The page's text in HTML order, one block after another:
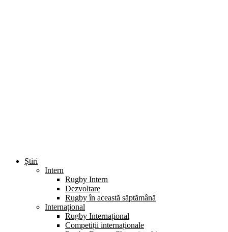
Știri
Intern
Rugby Intern
Dezvoltare
Rugby în această săptămână
Internațional
Rugby Internațional
Competiții internaționale